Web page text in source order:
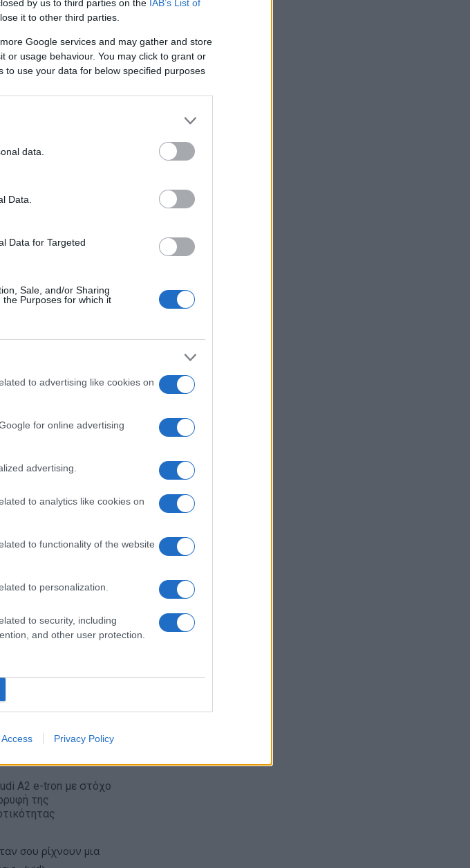
by us to third parties on the IAB’s List of
it to other third parties.
Google services and may gather and store
or usage behaviour. You may click to grant or
use your data for below specified purposes
data.
Data.
Data for Targeted
Sale, and/or Sharing
Purposes for which it
to advertising like cookies on
for online advertising
advertising.
to analytics like cookies on
to functionality of the website
to personalization.
to security, including
and other user protection.
Privacy Policy
η χειροκίνητη
προσαρμογή των
μόνο στη δημιουργία
και βιώσιμη σε
φτάνοντας σε 89%
εξάγονται
A2 e-tron με στόχο
της